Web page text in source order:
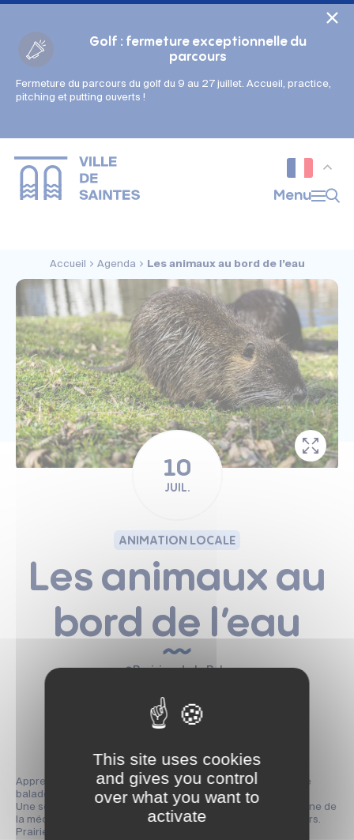
Golf : fermeture exceptionnelle du
parcours
Fermeture du parcours du golf du 9 au 27 juillet. Accueil, practice,
pitching et putting ouverts !
Menu
Accueil Agenda Les animaux au bord de l’eau
10
JUIL.
ANIMATION LOCALE
Les animaux au
bord de l’eau
Prairies de la Palu
Partager la page
Apprenez à identifier les animaux observés au cours de votre
balade avec un animateur de la LPO.
Une sortie enrichie d’une lecture croisée proposée par Adeline de
la médiathèque, pour mêler observation, imagination et savoirs.
Prairies de La Palu – Rdv au parking du Boulodrome
Gestion des couleurs :
Police adaptée (dyslexie) :
Interlignage :
Par défaut
Augmenté
Taille du texte :
Très petite
Petite Défaut
Grande
Très grande
Affichage des images & vidéos :
Par défaut
Masquées
Cookies management panel
This site uses cookies
and gives you control
over what you want to
activate